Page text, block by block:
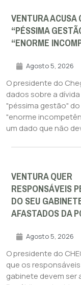
VENTURA ACUSA
“PÉSSIMA
“ENORME
Agosto 5, 2026
O presidente do
dados sobre a
"péssima gestão"
"enorme
um dado que não
VENTURA QUER
RESPONSÁVEIS
DO SEU
AFASTADOS DA
Agosto 5, 2026
O presidente do
que os
gabinete devem ser